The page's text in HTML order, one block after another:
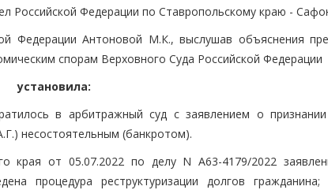
Российской Федерации по Ставропольскому краю -
Федерации Антоновой М.К., выслушав объяснения
спорам Верховного Суда Российской Федерации
установила:
в арбитражный суд с заявлением о признании
несостоятельным (банкротом).
края от 05.07.2022 по делу N А63-4179/2022
процедура реструктуризации долгов гражданина;